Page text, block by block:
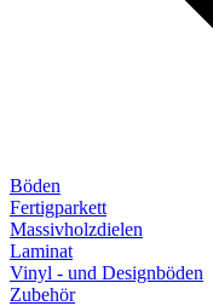
Böden
Fertigparkett
Massivholzdielen
Laminat
Vinyl - und Designböden
Zubehör